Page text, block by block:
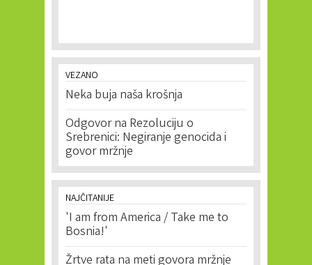
VEZANO
Neka buja naša krošnja
Odgovor na Rezoluciju o
Srebrenici: Negiranje genocida i
govor mržnje
NAJČITANIJE
'I am from America / Take me to
Bosnia!'
Žrtve rata na meti govora mržnje